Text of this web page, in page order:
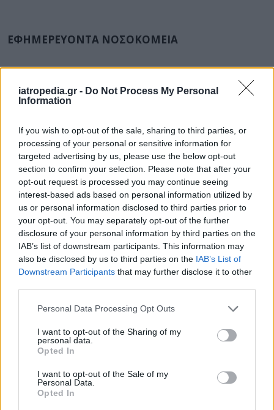
iatropedia.gr - Do Not Process My Personal
Information
If you wish to opt-out of the sale, sharing to third parties, or
processing of your personal or sensitive information for
targeted advertising by us, please use the below opt-out
section to confirm your selection. Please note that after your
opt-out request is processed you may continue seeing
interest-based ads based on personal information utilized by
us or personal information disclosed to third parties prior to
your opt-out. You may separately opt-out of the further
disclosure of your personal information by third parties on the
IAB’s list of downstream participants. This information may
also be disclosed by us to third parties on the IAB’s List of
Downstream Participants that may further disclose it to other
Personal Data Processing Opt Outs
I want to opt-out of the Sharing of my
personal data.
Opted In
I want to opt-out of the Sale of my
Personal Data.
Opted In
ΕΦΗΜΕΡΕΥΟΝΤΑ ΝΟΣΟΚΟΜΕΙΑ